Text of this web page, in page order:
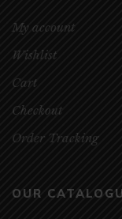
My account
Wishlist
Cart
Checkout
Order Tracking
OUR